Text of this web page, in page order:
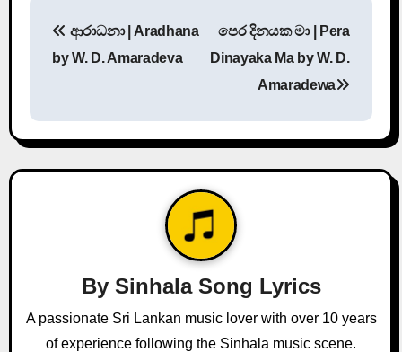
t
n
g
ආරාධනා | Aradhana
by W. D. Amaradeva
පෙර දිනයක මා | Pera
Dinayaka Ma by W. D.
Amaradewa
By Sinhala Song Lyrics
A passionate Sri Lankan music lover with over 10 years
of experience following the Sinhala music scene.